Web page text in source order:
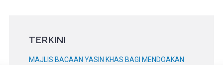
TERKINI
MAJLIS BACAAN YASIN KHAS BAGI MENDOAKAN